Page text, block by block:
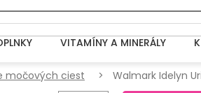
VITAMÍNY A MINERÁLY
močových ciest Walmark Idelyn